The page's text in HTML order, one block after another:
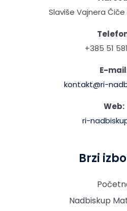
Slaviše Vajnera Čiče
+385 51
E-
kontakt@ri-
Web:
ri-
Brzi
Nadbiskup